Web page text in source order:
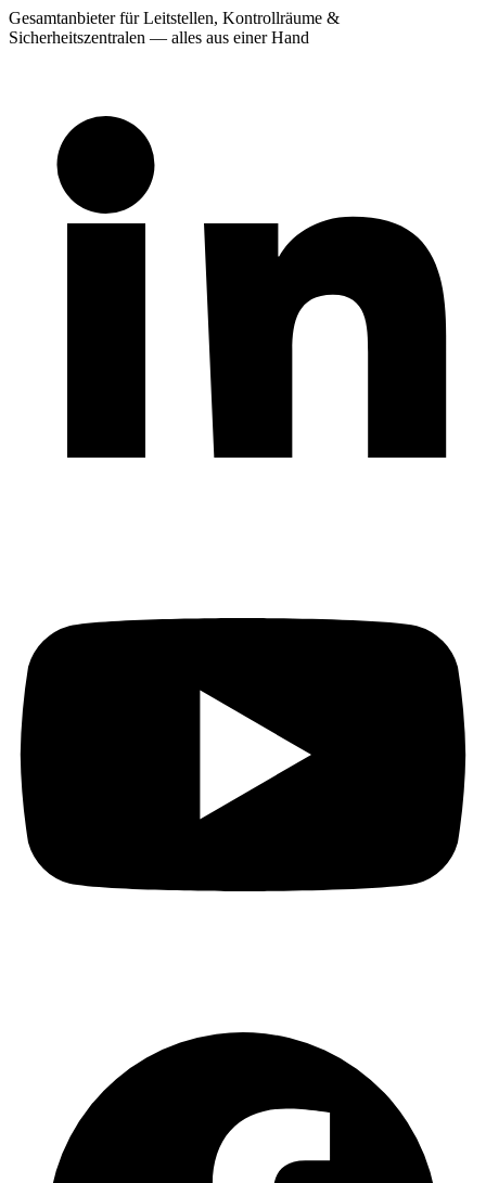
Gesamtanbieter für Leitstellen, Kontrollräume &
Sicherheitszentralen — alles aus einer Hand